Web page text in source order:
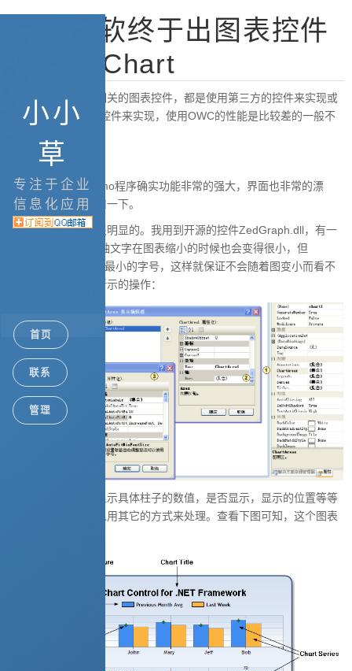
小小
草
专注于企业
信息化应用
首页
联系
管理
08年微软终于出图表控件
了--MSChart
之前微软一直没有相关的图表控件，都是使用第三方的控件来实现或
者使用Office OWC控件来实现，使用OWC的性能是比较差的一般不
看了一下微软的Demo程序确实功能非常的强大，界面也非常的漂
亮，推荐大家去使用一下。
个人感觉优势还是很明显的。我用到开源的控件ZedGraph.dll，有一
些功能限制。如XY轴文字在图表缩小的时候也会变得很小，但
MSchart就可以设置最小的字号，这样就保证不会随着图变小而看不
到标量值，如下图所示的操作：
还有一个就是如何显示具体柱子的数值，是否显示，显示的位置等等
都可以做到，还可以用其它的方式来处理。查看下图可知，这个图表